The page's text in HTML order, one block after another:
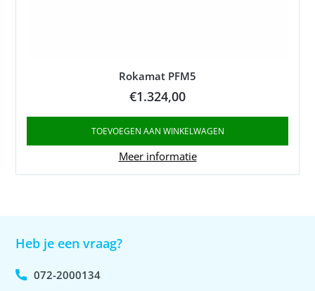
Rokamat PFM5
€1.324,00
TOEVOEGEN AAN WINKELWAGEN
Meer informatie
Heb je een vraag?
072-2000134